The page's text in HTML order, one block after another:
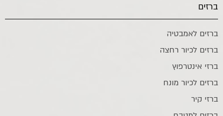
ברזים
ברזים לאמבטיה
ברזים לכיור רחצה
ברזי אינטרפוץ
ברזים לכיור מונח
ברזי קיר